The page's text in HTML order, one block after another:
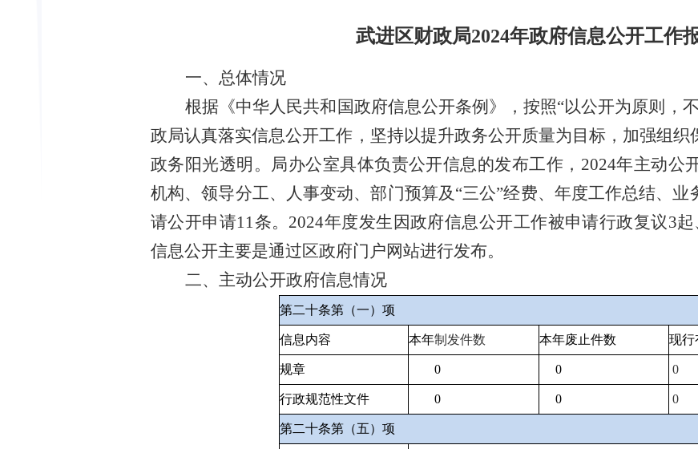
武进区财政局2024年政府信息公开工作
一、总体情况
根据《中华人民共和国政府信息公开条例》，按照“以公开为原则，
政局认真落实信息公开工作，坚持以提升政务公开质量为目标，加强组
政务阳光透明。局办公室具体负责公开信息的发布工作， 2024年主动公
机构、领导分工、人事变动、部门预算及“三公”经费、年度工作总结、
请公开申请11条。 2024年度发生因政府信息公开工作被申请行政复议3
信息公开主要是通过区政府门户网站进行发布。
二、主动公开政府信息情况
第二十条第（一）项
信息内容 本年制发件数 本年废止件数 现行
规章 0 0 0
行政规范性文件 0 0 0
第二十条第（五）项